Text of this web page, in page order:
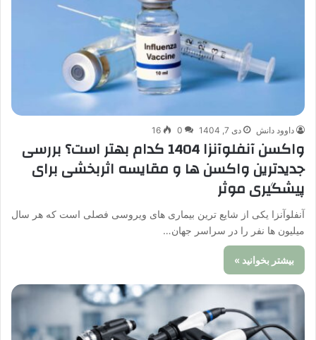
داوود دانش دی 7, 1404 0
16
واکسن آنفلوآنزا 1404 کدام بهتر است؟ بررسی
جدیدترین واکسن ها و مقایسه اثربخشی برای
پیشگیری موثر
آنفلوآنزا یکی از شایع ترین بیماری های ویروسی فصلی است که هر سال
میلیون ها نفر را در سراسر جهان…
بیشتر بخوانید »